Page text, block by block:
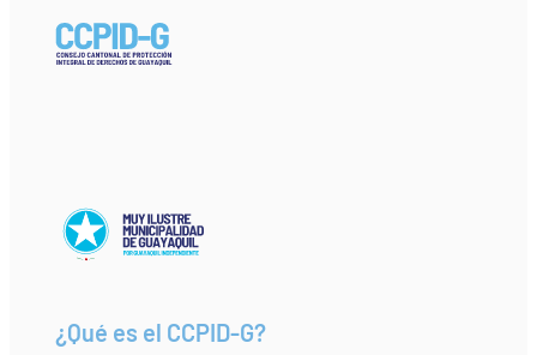
¿Qué es el CCPID-G?